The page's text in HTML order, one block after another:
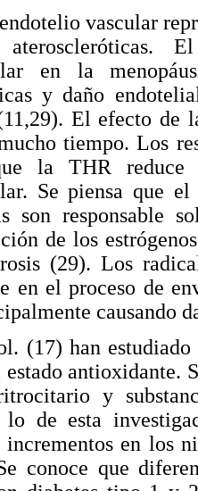
vascular
en la
y daño
El efecto de
tiempo. Los
la THR reduce
Se piensa que
son responsable
de los
(29). Los
en el proceso de
causando
(17) han
antioxidante.
y
lo de esta
incrementos en los
conoce que